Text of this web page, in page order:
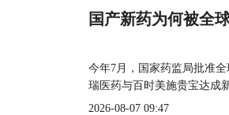
国产新药为何被全
今年7月，国家药监局批准
瑞医药与百时美施贵宝达成
2026-08-07 09:47